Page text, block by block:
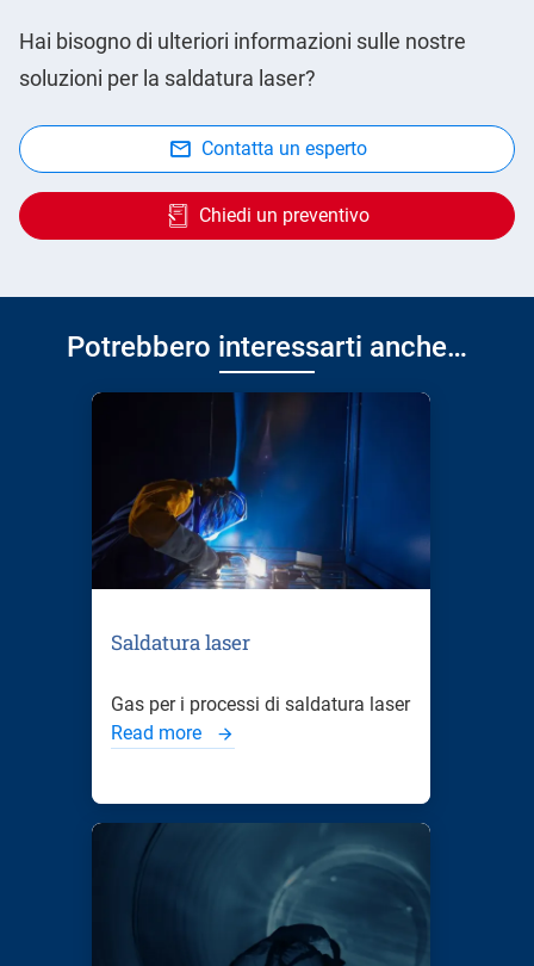
Hai bisogno di ulteriori informazioni sulle nostre
soluzioni per la saldatura laser?
Contatta un esperto
Chiedi un preventivo
Potrebbero interessarti anche…
Saldatura laser
Gas per i processi di saldatura laser
Read more